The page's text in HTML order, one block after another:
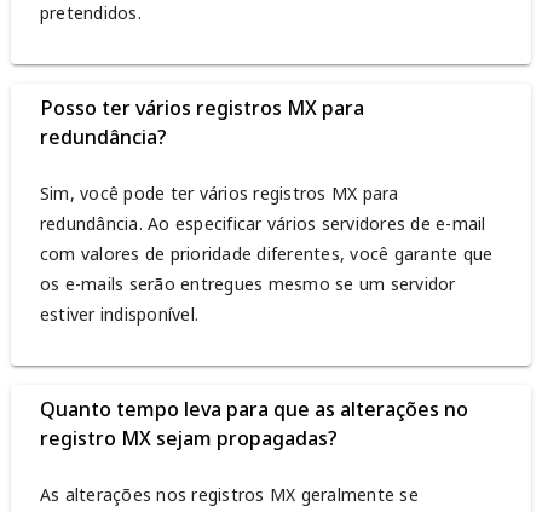
pretendidos.
Posso ter vários registros MX para
redundância?
Sim, você pode ter vários registros MX para
redundância. Ao especificar vários servidores de e-mail
com valores de prioridade diferentes, você garante que
os e-mails serão entregues mesmo se um servidor
estiver indisponível.
Quanto tempo leva para que as alterações no
registro MX sejam propagadas?
As alterações nos registros MX geralmente se